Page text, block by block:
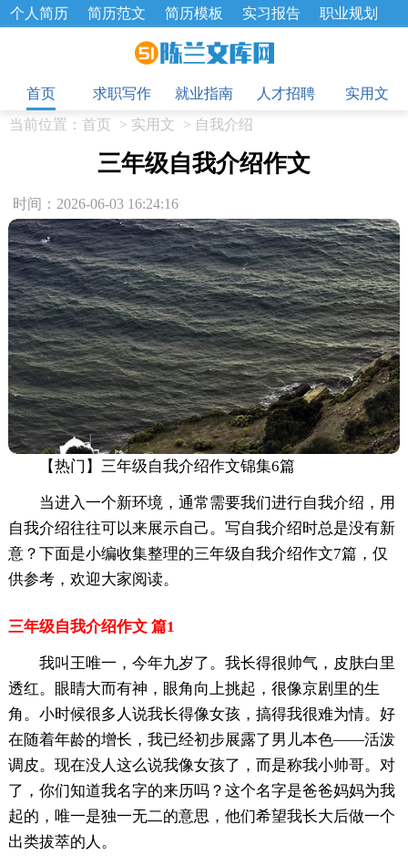
个人简历 简历范文 简历模板 实习报告
职业规划
招聘选拔 绩效考核 企业文化
工作总结
辞职报告
首页
求职写作 就业指南 人才招聘
实用文
当前位置： 首页 > 实用文 > 自我介绍
三年级自我介绍作文
时间：2026-06-03 16:24:16
【热门】三年级自我介绍作文锦集6篇
当进入一个新环境，通常需要我们进行自我介绍，用
自我介绍往往可以来展示自己。写自我介绍时总是没有新
意？下面是小编收集整理的三年级自我介绍作文7篇，仅
供参考，欢迎大家阅读。
三年级自我介绍作文 篇1
我叫王唯一，今年九岁了。我长得很帅气，皮肤白里
透红。眼睛大而有神，眼角向上挑起，很像京剧里的生
角。小时候很多人说我长得像女孩，搞得我很难为情。好
在随着年龄的增长，我已经初步展露了男儿本色——活泼
调皮。现在没人这么说我像女孩了，而是称我小帅哥。对
了，你们知道我名字的来历吗？这个名字是爸爸妈妈为我
起的，唯一是独一无二的意思，他们希望我长大后做一个
出类拔萃的人。